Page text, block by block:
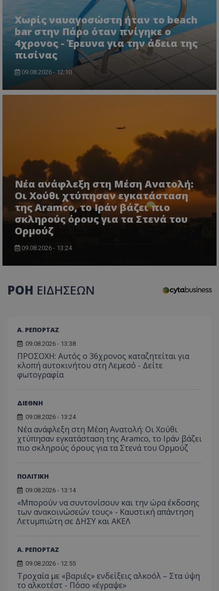
Χωρίς ναυαγοσώστη ήταν το beach
bar στην Πάρο όταν πνίγηκε ο
4χρονος - Έρευνα για την άδεια της
πισίνας
09.08.2026 - 12:10
Νέα ανάφλεξη στη Μέση Ανατολή:
Οι Χούθι χτύπησαν εγκατάσταση
της Aramco, το Ιράν βάζει πιο
σκληρούς όρους για τα Στενά του
Ορμούζ
09.08.2026 - 13:24
ΡΟΗ ΕΙΔΗΣΕΩΝ
Α. ΡΕΠΟΡΤΑΖ
09.08.2026 - 13:38
ΠΡΟΣΟΧΗ: Αυτός ο 36χρονος καταζητείται για
κλοπή αυτοκινήτου στη Λεμεσό - Δείτε
φωτογραφία
ΔΙΕΘΝΗ
09.08.2026 - 13:24
Νέα ανάφλεξη στη Μέση Ανατολή: Οι Χούθι
χτύπησαν εγκατάσταση της Aramco, το Ιράν βάζει
πιο σκληρούς όρους για τα Στενά του Ορμούζ
ΠΟΛΙΤΙΚΗ
09.08.2026 - 13:14
«Μπορούν να συντονίσουν και την ώρα έκδοσης
των ανακοινώσεών τους» - Καυστική απάντηση
Λετυμπιώτη σε ΔΗΣΥ και ΑΚΕΛ
Α. ΡΕΠΟΡΤΑΖ
09.08.2026 - 12:55
Τροχαία με «βαριές» ενδείξεις αλκοόλ – Στα ύψη
το αλκοτέστ - Πόσο «έγραψε»